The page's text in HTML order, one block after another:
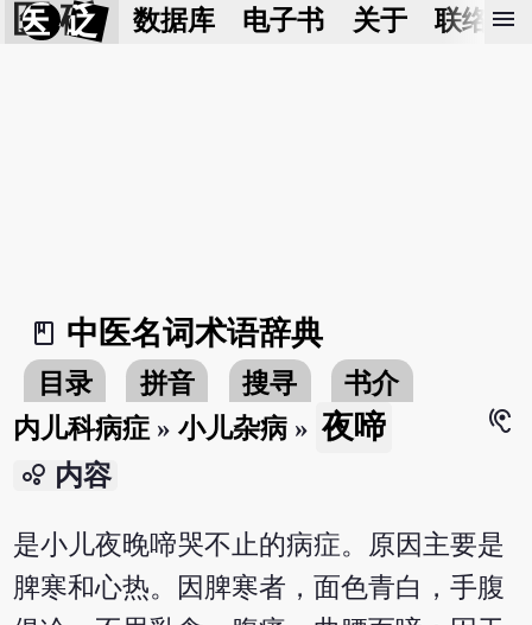
医 砭 数据库 电子书 关于 联络我
menu
book_2
中医名词术语辞典
目录 拼音 搜寻
书介
内儿科病症 »小儿杂病 » 夜啼
hearing
bubble_chart 内容
是小儿夜晚啼哭不止的病症。原因主要是
脾寒和心热。因脾寒者，面色青白，手腹